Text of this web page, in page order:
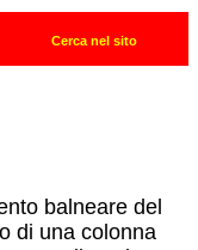
balneare del
di una colonna